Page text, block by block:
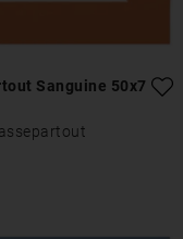
Sanguine 50x70